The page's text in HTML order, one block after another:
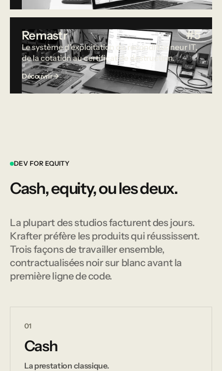
Remastr #5
Le système d’exploitation du reconditionneur IT,
de la cotation au certificat de destruction.
Découvrir
DEV FOR EQUITY
Cash, equity, ou les deux.
La plupart des studios facturent des jours.
Krafter préfère les produits qui réussissent.
Trois façons de travailler ensemble,
contractualisées noir sur blanc avant la
première ligne de code.
01
Cash
La prestation classique.